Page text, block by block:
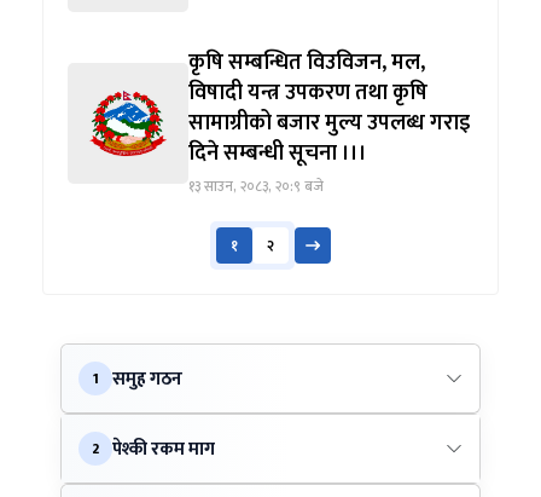
कृषि सम्बन्धित विउविजन, मल,
विषादी यन्त्र उपकरण तथा कृषि
सामाग्रीको बजार मुल्य उपलब्ध गराइ
दिने सम्बन्धी सूचना ।।।
१३ साउन, २०८३, २०:९ बजे
१ २
1 समुह गठन
2 पेश्की रकम माग